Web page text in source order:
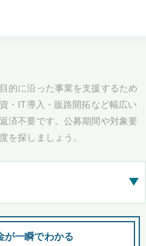
的に沿った事業を支援するため
・IT導入・販路開拓など幅広い
済不要です。公募期間や対象要
を探しましょう。
▶
が一瞬でわかる